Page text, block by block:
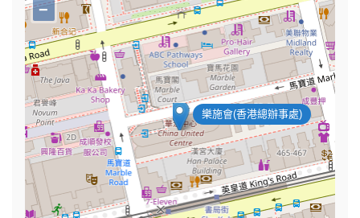
樂施會(香港總辦事處)
−